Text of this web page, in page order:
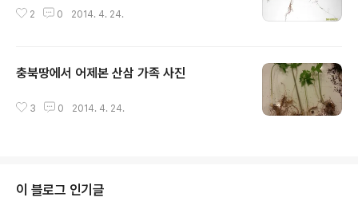
2 0 2014. 4. 24.
충북땅에서 어제본 산삼 가족 사진
3 0 2014. 4. 24.
이 블로그 인기글